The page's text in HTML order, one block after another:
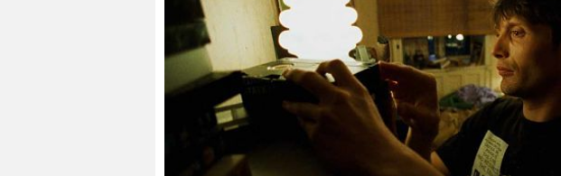
Columbia